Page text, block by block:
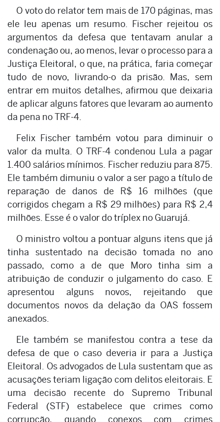
O voto do relator tem mais de 170 páginas, mas
ele leu apenas um resumo. Fischer rejeitou os
argumentos da defesa que tentavam anular a
condenação ou, ao menos, levar o processo para a
Justiça Eleitoral, o que, na prática, faria começar
tudo de novo, livrando-o da prisão. Mas, sem
entrar em muitos detalhes, afirmou que deixaria
de aplicar alguns fatores que levaram ao aumento
da pena no TRF-4.
Felix Fischer também votou para diminuir o
valor da multa. O TRF-4 condenou Lula a pagar
1.400 salários mínimos. Fischer reduziu para 875.
Ele também dimuniu o valor a ser pago a título de
reparação de danos de R$ 16 milhões (que
corrigidos chegam a R$ 29 milhões) para R$ 2,4
milhões. Esse é o valor do tríplex no Guarujá.
O ministro voltou a pontuar alguns itens que já
tinha sustentado na decisão tomada no ano
passado, como a de que Moro tinha sim a
atribuição de conduzir o julgamento do caso. E
apresentou alguns novos, rejeitando que
documentos novos da delação da OAS fossem
anexados.
Ele também se manifestou contra a tese da
defesa de que o caso deveria ir para a Justiça
Eleitoral. Os advogados de Lula sustentam que as
acusações teriam ligação com delitos eleitorais. E
uma decisão recente do Supremo Tribunal
Federal (STF) estabelece que crimes como
corrupção, quando conexos com crimes